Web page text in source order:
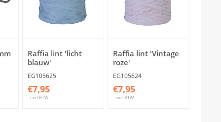
Raffia lint 'licht
blauw'
EG105625
€7,95
excl.BTW
Raffia lint 'Vintage
roze'
EG105624
€7,95
excl.BTW